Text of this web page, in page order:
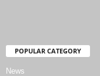
POPULAR CATEGORY
News